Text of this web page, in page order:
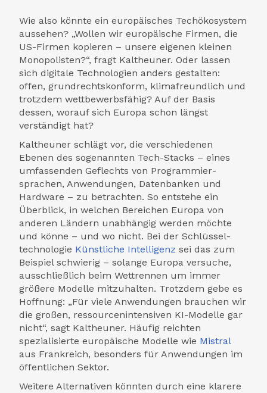
Wie also könnte ein europäisches Tech­ökosystem
aussehen? „Wollen wir europäische Firmen, die
US-Firmen kopieren – unsere eigenen kleinen
Monopolisten?“, fragt Kaltheuner. Oder lassen
sich digitale Technologien anders gestalten:
offen, grund­rechts­konform, klima­freundlich und
trotzdem wettbewerbs­fähig? Auf der Basis
dessen, worauf sich Europa schon längst
verständigt hat?
Kaltheuner schlägt vor, die verschiedenen
Ebenen des sogenannten Tech-Stacks – eines
umfassenden Geflechts von Programmier­
sprachen, Anwendungen, Daten­banken und
Hardware – zu betrachten. So entstehe ein
Überblick, in welchen Bereichen Europa von
anderen Ländern unabhängig werden möchte
und könne – und wo nicht. Bei der Schlüssel­
technologie Künstliche Intelligenz sei das zum
Beispiel schwierig – solange Europa versuche,
ausschließlich beim Wett­rennen um immer
größere Modelle mitzuhalten. Trotzdem gebe es
Hoffnung: „Für viele Anwendungen brauchen wir
die großen, ressourcen­intensiven KI-Modelle gar
nicht“, sagt Kaltheuner. Häufig reichten
spezialisierte europäische Modelle wie Mistral
aus Frankreich, besonders für Anwendungen im
öffentlichen Sektor.
Weitere Alternativen könnten durch eine klarere